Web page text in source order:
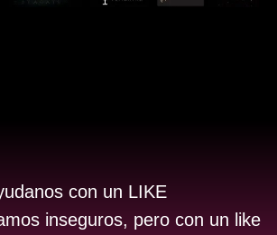
con un LIKE
inseguros, pero con un like